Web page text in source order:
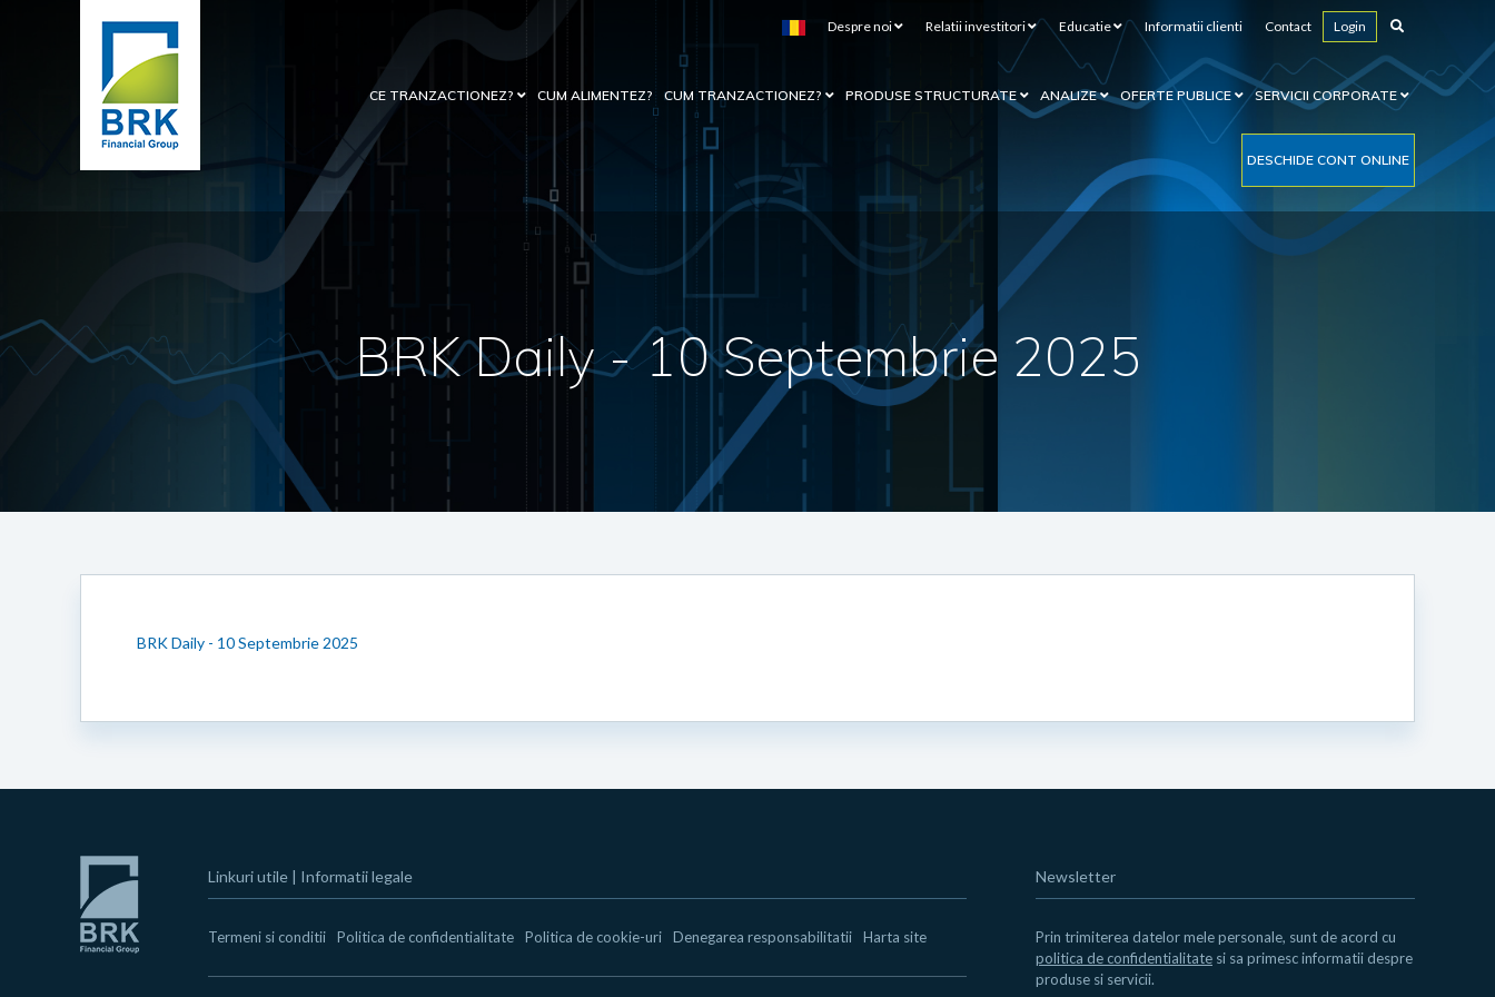
Despre noi Relatii investitori Educatie Informatii clienti Contact Login
CE TRANZACTIONEZ? CUM ALIMENTEZ? CUM TRANZACTIONEZ? PRODUSE STRUCTURATE ANALIZE OFERTE PUBLICE SERVICII CORPORATE
DESCHIDE CONT ONLINE
BRK Daily - 10 Septembrie 2025
BRK Daily - 10 Septembrie 2025
Linkuri utile | Informatii legale
Termeni si conditii Politica de confidentialitate Politica de cookie-uri Denegarea responsabilitatii Harta site
Newsletter
Prin trimiterea datelor mele personale, sunt de acord cu
politica de confidentialitate si sa primesc informatii despre
produse si servicii.